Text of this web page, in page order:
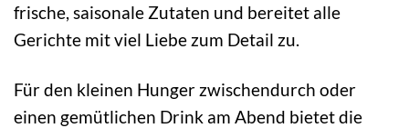
frische, saisonale Zutaten und bereitet alle
Gerichte mit viel Liebe zum Detail zu.
Für den kleinen Hunger zwischendurch oder
einen gemütlichen Drink am Abend bietet die